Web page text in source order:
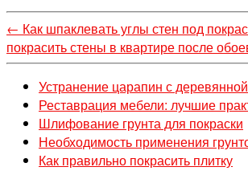
← Как шпаклевать углы стен под
покрасить стены в квартире после
Устранение царапин с
Реставрация мебели: лучшие
Шлифование грунта для покраски
Необходимость применения
Как правильно покрасить плитку